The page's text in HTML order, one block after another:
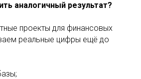
аналогичный результат?
проекты для финансовых
реальные цифры ещё до